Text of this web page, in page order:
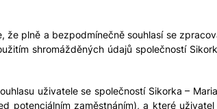
plně a bezpodmínečně souhlasí se
shromážděných údajů společností
uživatele se společností Sikorka –
zaměstnáním), a které